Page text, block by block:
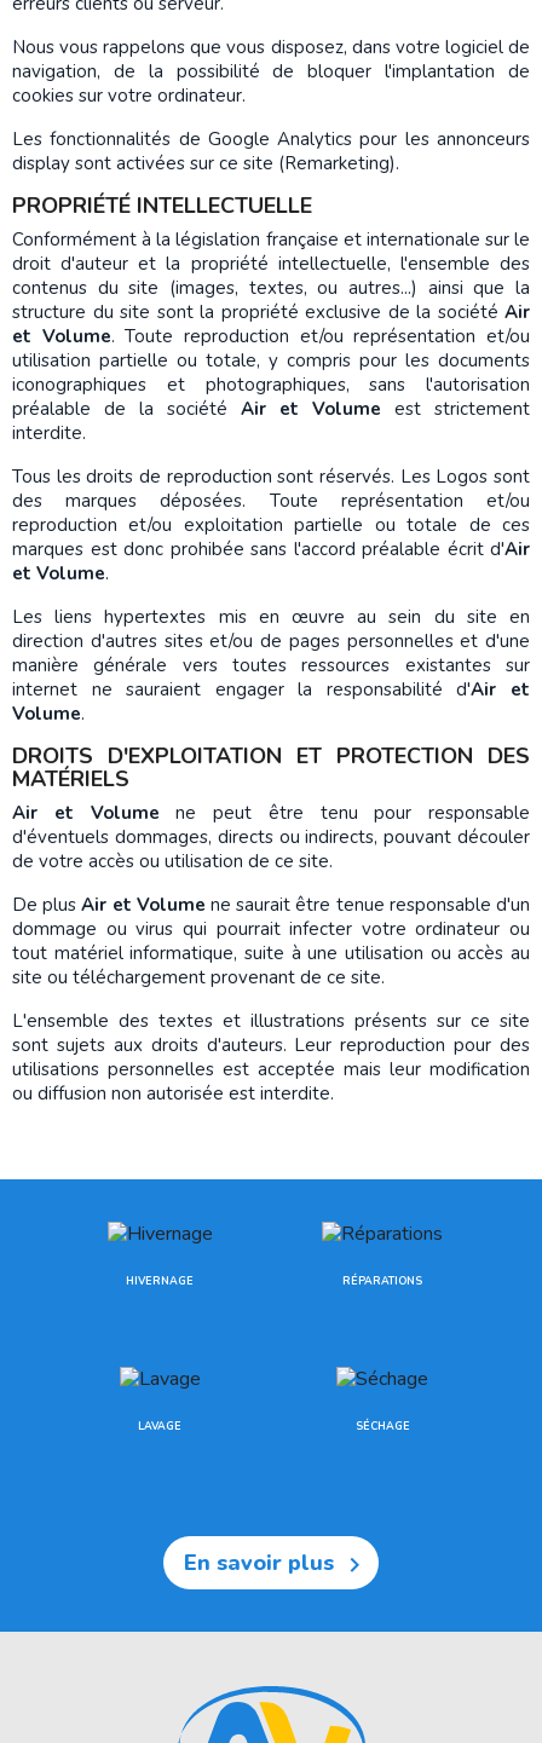
Nous vous rappelons que vous disposez, dans votre logiciel de
navigation, de la possibilité de bloquer l'implantation de
cookies sur votre ordinateur.
Les fonctionnalités de Google Analytics pour les annonceurs
display sont activées sur ce site (Remarketing).
PROPRIÉTÉ INTELLECTUELLE
Conformément à la législation française et internationale sur le
droit d'auteur et la propriété intellectuelle, l'ensemble des
contenus du site (images, textes, ou autres...) ainsi que la
structure du site sont la propriété exclusive de la société Air
et Volume. Toute reproduction et/ou représentation et/ou
utilisation partielle ou totale, y compris pour les documents
iconographiques et photographiques, sans l'autorisation
préalable de la société Air et Volume est strictement
interdite.
Tous les droits de reproduction sont réservés. Les Logos sont
des marques déposées. Toute représentation et/ou
reproduction et/ou exploitation partielle ou totale de ces
marques est donc prohibée sans l'accord préalable écrit d'Air
et Volume.
Les liens hypertextes mis en œuvre au sein du site en
direction d'autres sites et/ou de pages personnelles et d'une
manière générale vers toutes ressources existantes sur
internet ne sauraient engager la responsabilité d'Air et
Volume.
DROITS D'EXPLOITATION ET PROTECTION DES
MATÉRIELS
Air et Volume ne peut être tenu pour responsable
d'éventuels dommages, directs ou indirects, pouvant découler
de votre accès ou utilisation de ce site.
De plusAir et Volume ne saurait être tenue responsable d'un
dommage ou virus qui pourrait infecter votre ordinateur ou
tout matériel informatique, suite à une utilisation ou accès au
site ou téléchargement provenant de ce site.
L'ensemble des textes et illustrations présents sur ce site
sont sujets aux droits d'auteurs. Leur reproduction pour des
utilisations personnelles est acceptée mais leur modification
ou diffusion non autorisée est interdite.
HIVERNAGE RÉPARATIONS
LAVAGE SÉCHAGE
En savoir plus 